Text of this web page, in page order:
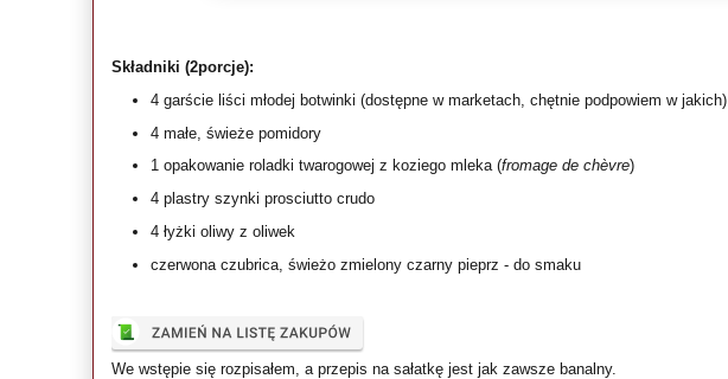
Składniki (2porcje):
4 garście liści młodej botwinki (dostępne w marketach, chętnie podpowiem w jakich)
4 małe, świeże pomidory
1 opakowanie roladki twarogowej z koziego mleka (fromage de chèvre)
4 plastry szynki prosciutto crudo
4 łyżki oliwy z oliwek
czerwona czubrica, świeżo zmielony czarny pieprz - do smaku
We wstępie się rozpisałem, a przepis na sałatkę jest jak zawsze banalny.